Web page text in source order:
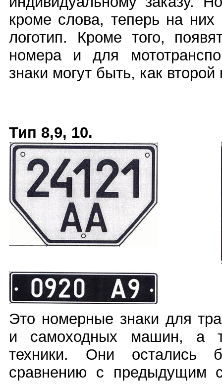
кроме слова, теперь на
логотип. Кроме того,
номера и для
знаки могут быть, как второй
Тип 8,9, 10.
Это номерные знаки для
и самоходных машин, а
техники. Они остались
сравнению с предыдущим